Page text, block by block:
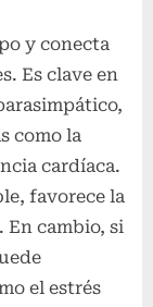
y conecta
Es clave en
como la
cardíaca.
favorece la
cambio, si
el estrés